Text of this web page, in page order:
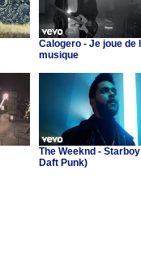
Calogero - Je joue de
musique
The Weeknd -
Daft Punk)